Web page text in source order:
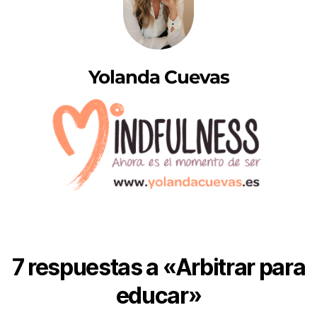
Yolanda Cuevas
7 respuestas a «Arbitrar para
educar»